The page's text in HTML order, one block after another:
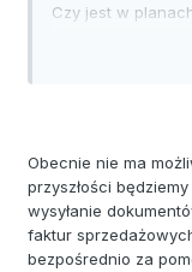
Czy jest w
Obecnie nie ma
przyszłości
wysyłanie
faktur
bezpośrednio za